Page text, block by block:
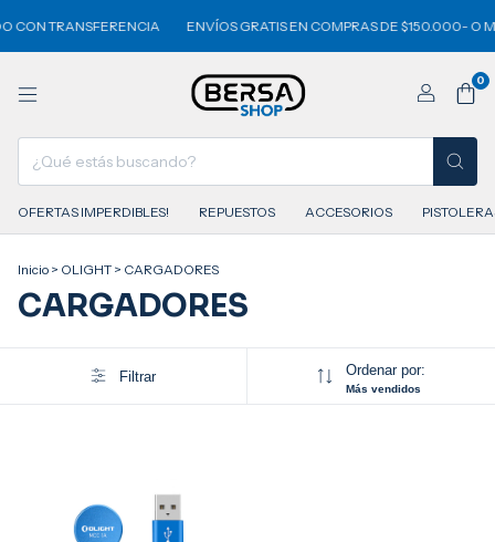
CON TRANSFERENCIA ENVÍOS GRATIS EN COMPRAS DE $150.000- O
0
OFERTAS IMPERDIBLES! REPUESTOS ACCESORIOS
Inicio > OLIGHT > CARGADORES
CARGADORES
Filtrar Ordenar por:
Más vendidos